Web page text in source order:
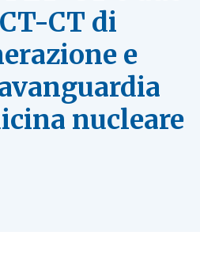
CT di
e
nucleare